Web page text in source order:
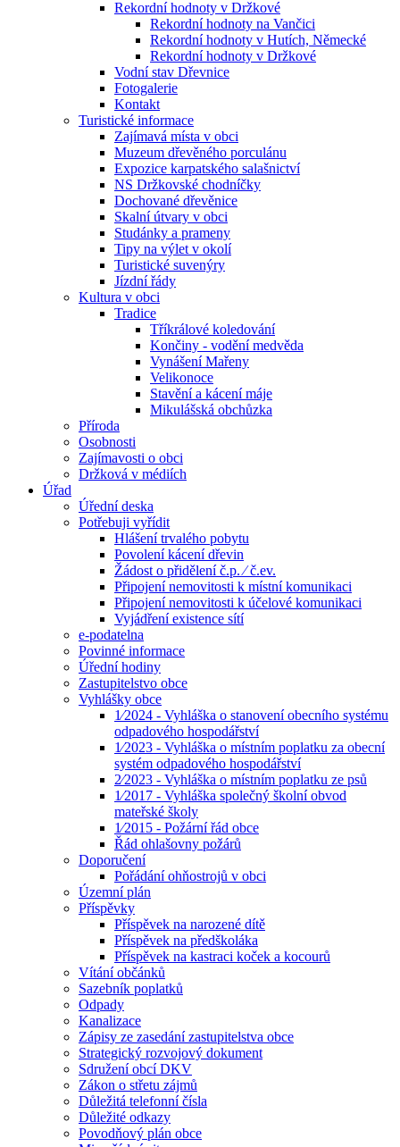
Rekordní hodnoty v Držkové
Rekordní hodnoty na Vančici
Rekordní hodnoty v Hutích, Německé
Rekordní hodnoty v Držkové
Vodní stav Dřevnice
Fotogalerie
Kontakt
Turistické informace
Zajímavá místa v obci
Muzeum dřevěného porculánu
Expozice karpatského salašnictví
NS Držkovské chodníčky
Dochované dřevěnice
Skalní útvary v obci
Studánky a prameny
Tipy na výlet v okolí
Turistické suvenýry
Jízdní řády
Kultura v obci
Tradice
Tříkrálové koledování
Končiny - vodění medvěda
Vynášení Mařeny
Velikonoce
Stavění a kácení máje
Mikulášská obchůzka
Příroda
Osobnosti
Zajímavosti o obci
Držková v médiích
Úřad
Úřední deska
Potřebuji vyřídit
Hlášení trvalého pobytu
Povolení kácení dřevin
Žádost o přidělení č.p. ⁄ č.ev.
Připojení nemovitosti k místní komunikaci
Připojení nemovitosti k účelové komunikaci
Vyjádření existence sítí
e-podatelna
Povinné informace
Úřední hodiny
Zastupitelstvo obce
Vyhlášky obce
1⁄2024 - Vyhláška o stanovení obecního systému
odpadového hospodářství
1⁄2023 - Vyhláška o místním poplatku za obecní
systém odpadového hospodářství
2⁄2023 - Vyhláška o místním poplatku ze psů
1⁄2017 - Vyhláška společný školní obvod
mateřské školy
1⁄2015 - Požární řád obce
Řád ohlašovny požárů
Doporučení
Pořádání ohňostrojů v obci
Územní plán
Příspěvky
Příspěvek na narozené dítě
Příspěvek na předškoláka
Příspěvek na kastraci koček a kocourů
Vítání občánků
Sazebník poplatků
Odpady
Kanalizace
Zápisy ze zasedání zastupitelstva obce
Strategický rozvojový dokument
Sdružení obcí DKV
Zákon o střetu zájmů
Důležitá telefonní čísla
Důležité odkazy
Povodňový plán obce